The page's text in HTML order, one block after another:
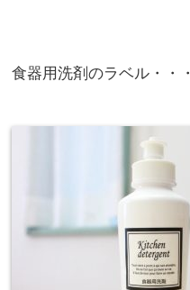
食器用洗剤のラベル・・・